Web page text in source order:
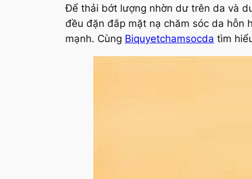
Để thải bớt lượng nhờn dư trên da và
đều đặn đắp mặt nạ chăm sóc da hỗn
mạnh. Cùng Biquyetchamsocda tìm